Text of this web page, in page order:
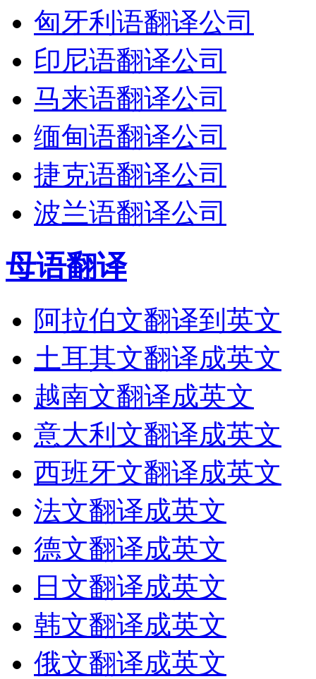
匈牙利语翻译公司
印尼语翻译公司
马来语翻译公司
缅甸语翻译公司
捷克语翻译公司
波兰语翻译公司
母语翻译
阿拉伯文翻译到英文
土耳其文翻译成英文
越南文翻译成英文
意大利文翻译成英文
西班牙文翻译成英文
法文翻译成英文
德文翻译成英文
日文翻译成英文
韩文翻译成英文
俄文翻译成英文